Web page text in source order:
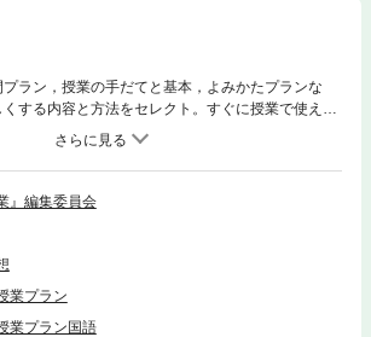
ラン，授業の手だてと基本，よみかたプランな
する内容と方法をセレクト。すぐに授業で使えま
の国語科授業法ことばであそぼう！最初の授
クで自己紹介」授業参観に「はるなつあきふゆ」の
プを使った授業，他書きたくなる作文書きたいこ
島をたんけんしよう！原稿書き方テクニック，他
むだけで楽しい 読むだけが楽しい『たあんきぽ
の授業……読むだけで楽しい読むだけが楽しいもう
他五味太郎ランド講演記録 絵本づくりの視点か
でたのしい授業，他準備のいらない１時間ものプ
』編集委員会
業プラン
業プラン国語